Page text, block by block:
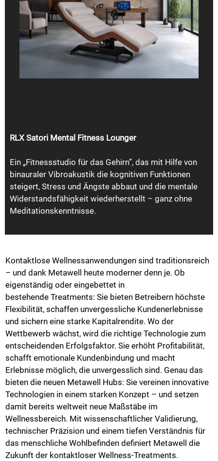
RLX Satori Mental Fitness Lounger
Ein „Fitnessstudio für das Gehirn”, das mit Hilfe von
binauraler Vibroakustik die kognitiven Funktionen
steigert, Stress und Ängste abbaut und die mentale
Widerstandsfähigkeit wiederherstellt – ganz ohne
Meditationskenntnisse.
Kontaktlose Wellnessanwendungen sind traditionsreich
– und dank Metawell heute moderner denn je. Ob
eigenständig oder eingebettet in
bestehende Treatments: Sie bieten Betreibern höchste
Flexibilität, schaffen unvergessliche Kundenerlebnisse
und sichern eine starke Kapitalrendite. Wo der
Wettbewerb wächst, wird die richtige Technologie zum
entscheidenden Erfolgsfaktor. Sie erhöht Profitabilität,
schafft emotionale Kundenbindung und macht
Erlebnisse möglich, die unvergesslich sind. Genau das
bieten die neuen Metawell Hubs: Sie vereinen innovative
Technologien in einem starken Konzept – und setzen
damit bereits weltweit neue Maßstäbe im
Wellnessbereich. Mit wissenschaftlicher Validierung,
technischer Präzision und einem tiefen Verständnis für
das menschliche Wohlbefinden definiert Metawell die
Zukunft der kontaktloser Wellness-Treatments.